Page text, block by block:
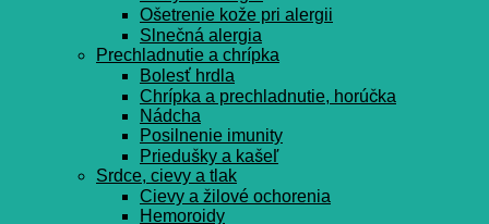
Ošetrenie kože pri alergii
Slnečná alergia
Prechladnutie a chrípka
Bolesť hrdla
Chrípka a prechladnutie, horúčka
Nádcha
Posilnenie imunity
Priedušky a kašeľ
Srdce, cievy a tlak
Cievy a žilové ochorenia
Hemoroidy